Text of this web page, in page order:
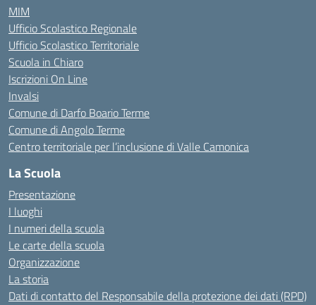
MIM
Ufficio Scolastico Regionale
Ufficio Scolastico Territoriale
Scuola in Chiaro
Iscrizioni On Line
Invalsi
Comune di Darfo Boario Terme
Comune di Angolo Terme
Centro territoriale per l’inclusione di Valle Camonica
La Scuola
Presentazione
I luoghi
I numeri della scuola
Le carte della scuola
Organizzazione
La storia
Dati di contatto del Responsabile della protezione dei dati (RPD)